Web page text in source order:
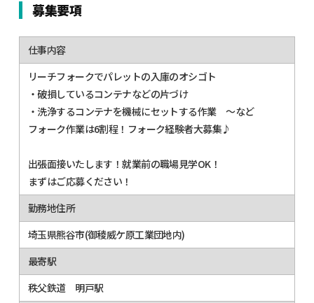
募集要項
仕事内容
リーチフォークでパレットの入庫のオシゴト
・破損しているコンテナなどの片づけ
・洗浄するコンテナを機械にセットする作業 ～など
フォーク作業は6割程！フォーク経験者大募集♪
出張面接いたします！就業前の職場見学OK！
まずはご応募ください！
勤務地住所
埼玉県熊谷市(御稜威ケ原工業団地内)
最寄駅
秩父鉄道 明戸駅